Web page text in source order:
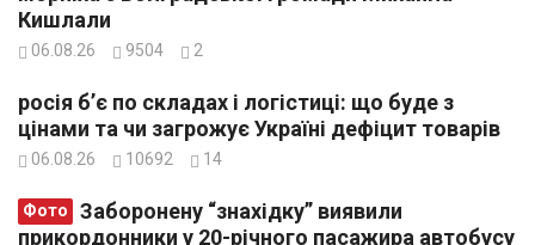
Кишлали
06.08.26 9504 2
росія б’є по складах і логістиці: що буде з
цінами та чи загрожує Україні дефіцит товарів
06.08.26 10692 14
Фото
прикордонники у 20-річного пасажира автобусу